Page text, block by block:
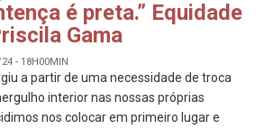
é preta.” Equidade
Gama
- 18H00MIN
a partir de uma necessidade de troca
interior nas nossas próprias
nos colocar em primeiro lugar e